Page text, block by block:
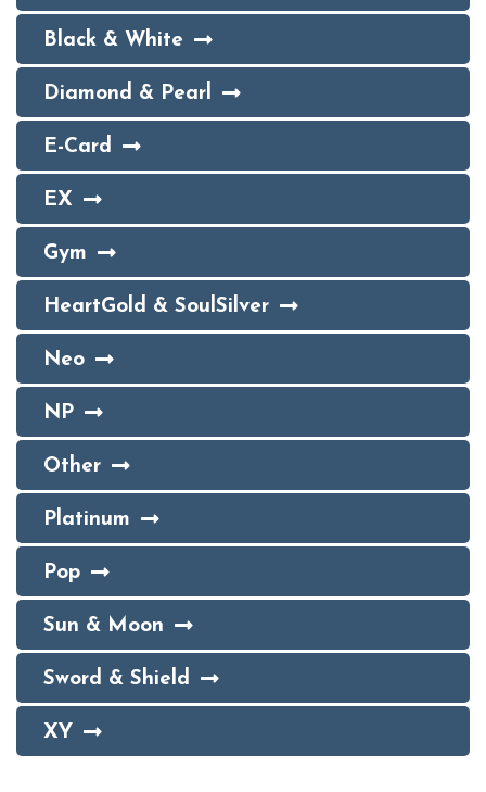
Black & White
Diamond & Pearl
E-Card
EX
Gym
HeartGold & SoulSilver
Neo
NP
Other
Platinum
Pop
Sun & Moon
Sword & Shield
XY